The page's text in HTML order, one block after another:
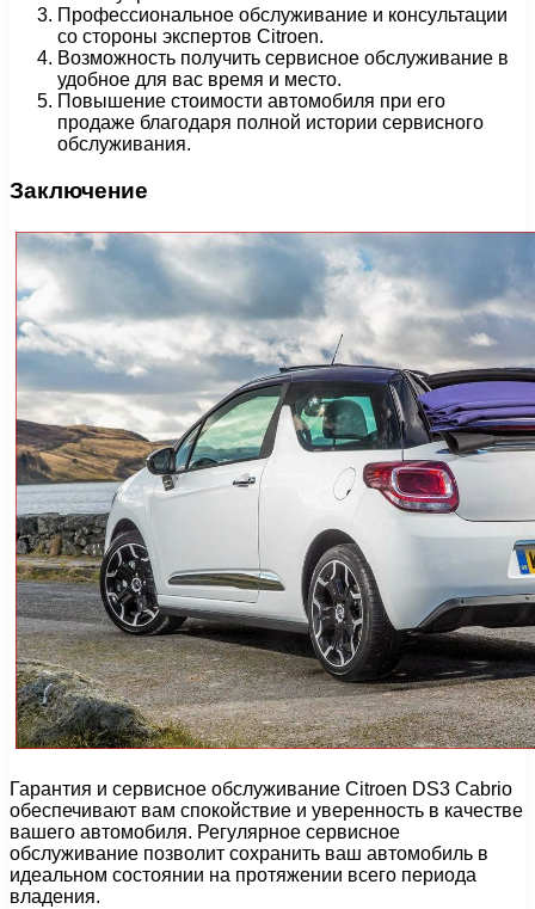
Профессиональное обслуживание и консультации
со стороны экспертов Citroen.
Возможность получить сервисное обслуживание в
удобное для вас время и место.
Повышение стоимости автомобиля при его
продаже благодаря полной истории сервисного
обслуживания.
Заключение
Гарантия и сервисное обслуживание Citroen DS3 Cabrio
обеспечивают вам спокойствие и уверенность в качестве
вашего автомобиля. Регулярное сервисное
обслуживание позволит сохранить ваш автомобиль в
идеальном состоянии на протяжении всего периода
владения.